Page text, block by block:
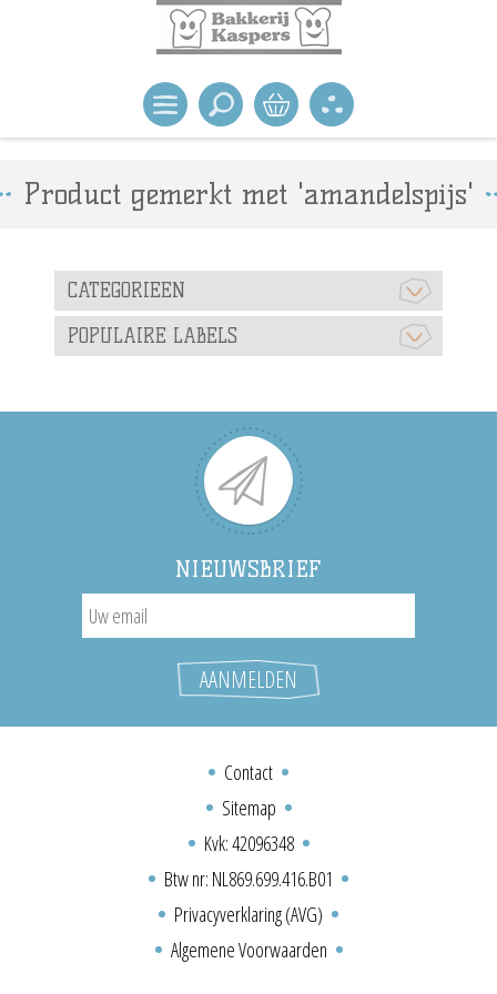
Product gemerkt met 'amandelspijs'
CATEGORIEEN
POPULAIRE LABELS
NIEUWSBRIEF
Contact
Sitemap
Kvk: 42096348
Btw nr: NL869.699.416.B01
Privacyverklaring (AVG)
Algemene Voorwaarden